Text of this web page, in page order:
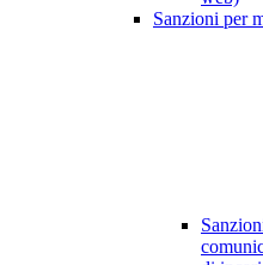
Sanzioni per